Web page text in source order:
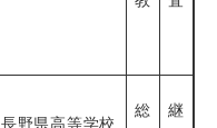
長野県高等学校
総
継